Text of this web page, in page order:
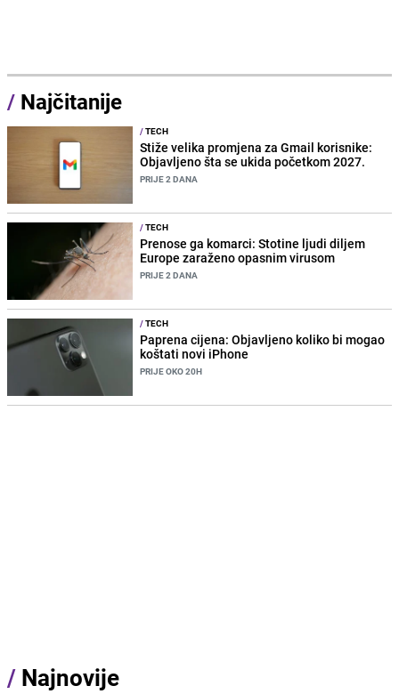
/ Najčitanije
/TECH
Stiže velika promjena za Gmail korisnike:
Objavljeno šta se ukida početkom 2027.
PRIJE 2 DANA
/TECH
Prenose ga komarci: Stotine ljudi diljem
Europe zaraženo opasnim virusom
PRIJE 2 DANA
/TECH
Paprena cijena: Objavljeno koliko bi mogao
koštati novi iPhone
PRIJE OKO 20H
/ Najnovije